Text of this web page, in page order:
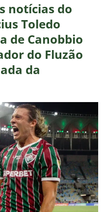
notícias do
Toledo
de Canobbio
do Fluzão
da